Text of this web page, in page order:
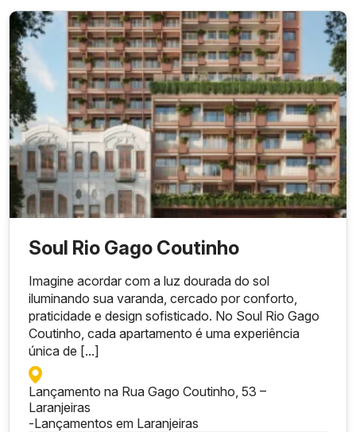
Soul Rio Gago Coutinho
Imagine acordar com a luz dourada do sol
iluminando sua varanda, cercado por conforto,
praticidade e design sofisticado. No Soul Rio Gago
Coutinho, cada apartamento é uma experiência
única de [...]
Lançamento na Rua Gago Coutinho, 53 –
Laranjeiras
-Lançamentos em Laranjeiras